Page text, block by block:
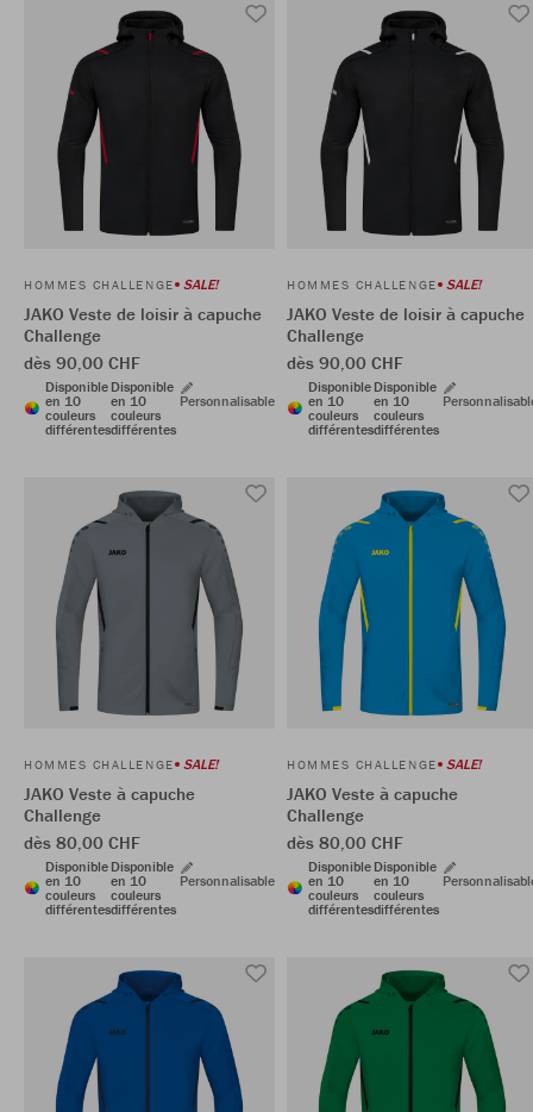
HOMMES CHALLENGE SALE!
JAKO Veste de loisir à capuche
Challenge
dès 90,00 CHF
Disponible
en 10
couleurs
différentes
Disponible
en 10
couleurs
différentes
Personnalisable
HOMMES CHALLENGE SALE!
JAKO Veste de loisir à capuche
Challenge
dès 90,00 CHF
Disponible
en 10
couleurs
différentes
Disponible
en 10
couleurs
différentes
HOMMES CHALLENGE SALE!
JAKO Veste à capuche
Challenge
dès 80,00 CHF
Disponible
en 10
couleurs
différentes
Disponible
en 10
couleurs
différentes
Personnalisable
HOMMES CHALLENGE SALE!
JAKO Veste à capuche
Challenge
dès 80,00 CHF
Disponible
en 10
couleurs
différentes
Disponible
en 10
couleurs
différentes